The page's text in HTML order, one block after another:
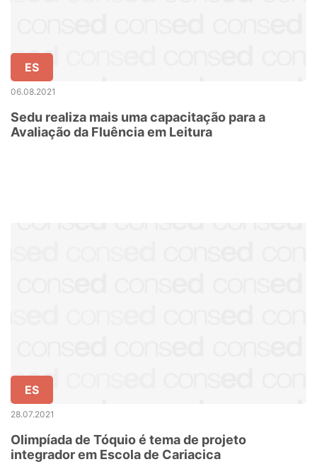
ES
06.08.2021
Sedu realiza mais uma capacitação para a
Avaliação da Fluência em Leitura
ES
28.07.2021
Olimpíada de Tóquio é tema de projeto
integrador em Escola de Cariacica